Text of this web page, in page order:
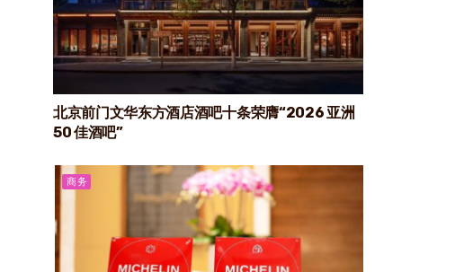
北京前门文华东方酒店酒吧十条荣膺“2026 亚洲
50 佳酒吧”
商务